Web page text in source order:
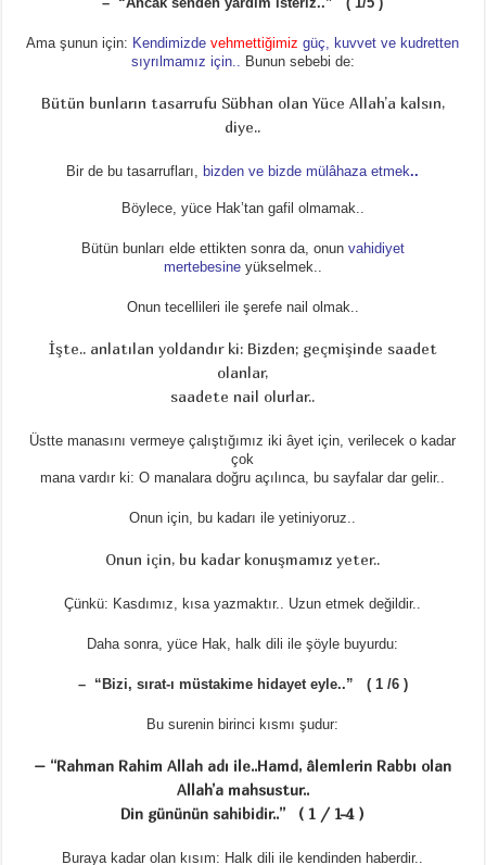
Ama şunun için: Kendimizdevehmettiğimiz güç, kuvvet ve kudretten
sıyrılmamız için.. Bunun sebebi de:
Bütün bunların tasarrufu Sübhan olan Yüce Allah’a kalsın,
diye..
Bir de bu tasarrufları, bizden ve bizde mülâhaza etmek..
Böylece, yüce Hak’tan gafil olmamak..
Bütün bunları elde ettikten sonra da, onunvahidiyet
mertebesine yükselmek..
Onun tecellileri ile şerefe nail olmak..
İşte.. anlatılan yoldandır ki: Bizden; geçmişinde saadet
olanlar,
saadete nail olurlar..
Üstte manasını vermeye çalıştığımız iki âyet için, verilecek o kadar
çok
mana vardır ki: O manalara doğru açılınca, bu sayfalar dar gelir..
Onun için, bu kadarı ile yetiniyoruz..
Onun için, bu kadar konuşmamız yeter..
Çünkü: Kasdımız, kısa yazmaktır.. Uzun etmek değildir..
Daha sonra, yüce Hak, halk dili ile şöyle buyurdu:
– “Bizi, sırat-ı müstakime hidayet eyle..” ( 1 /6 )
Bu surenin birinci kısmı şudur:
– “Rahman Rahim Allah adı ile..Hamd, âlemlerin Rabbı olan
Allah’a mahsustur..
Din gününün sahibidir..” ( 1 / 1-4 )
Buraya kadar olan kısım: Halk dili ile kendinden haberdir..